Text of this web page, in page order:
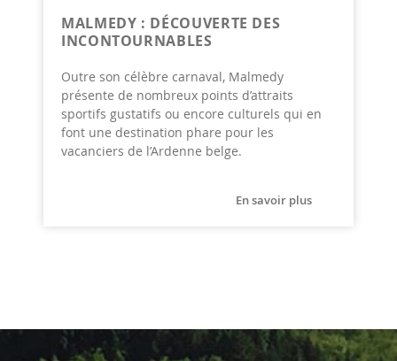
MALMEDY : DÉCOUVERTE DES
INCONTOURNABLES
Outre son célèbre carnaval, Malmedy
présente de nombreux points d’attraits
sportifs gustatifs ou encore culturels qui en
font une destination phare pour les
vacanciers de l’Ardenne belge.
En savoir plus